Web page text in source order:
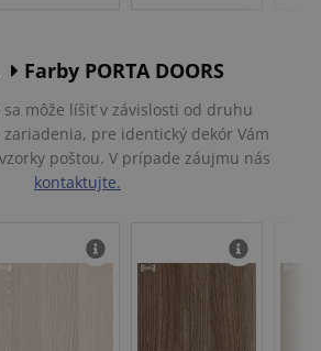
Farby PORTA DOORS
sa môže líšiť v závislosti od druhu
pre identický dekór Vám
poštou. V prípade záujmu nás
kontaktujte.